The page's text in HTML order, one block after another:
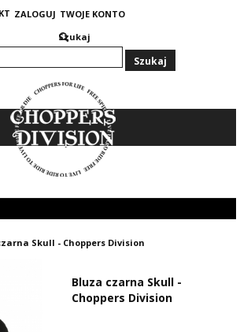
ZALOGUJ TWOJE KONTO
Szukaj
Skull - Choppers Division
Bluza czarna Skull -
Choppers Division